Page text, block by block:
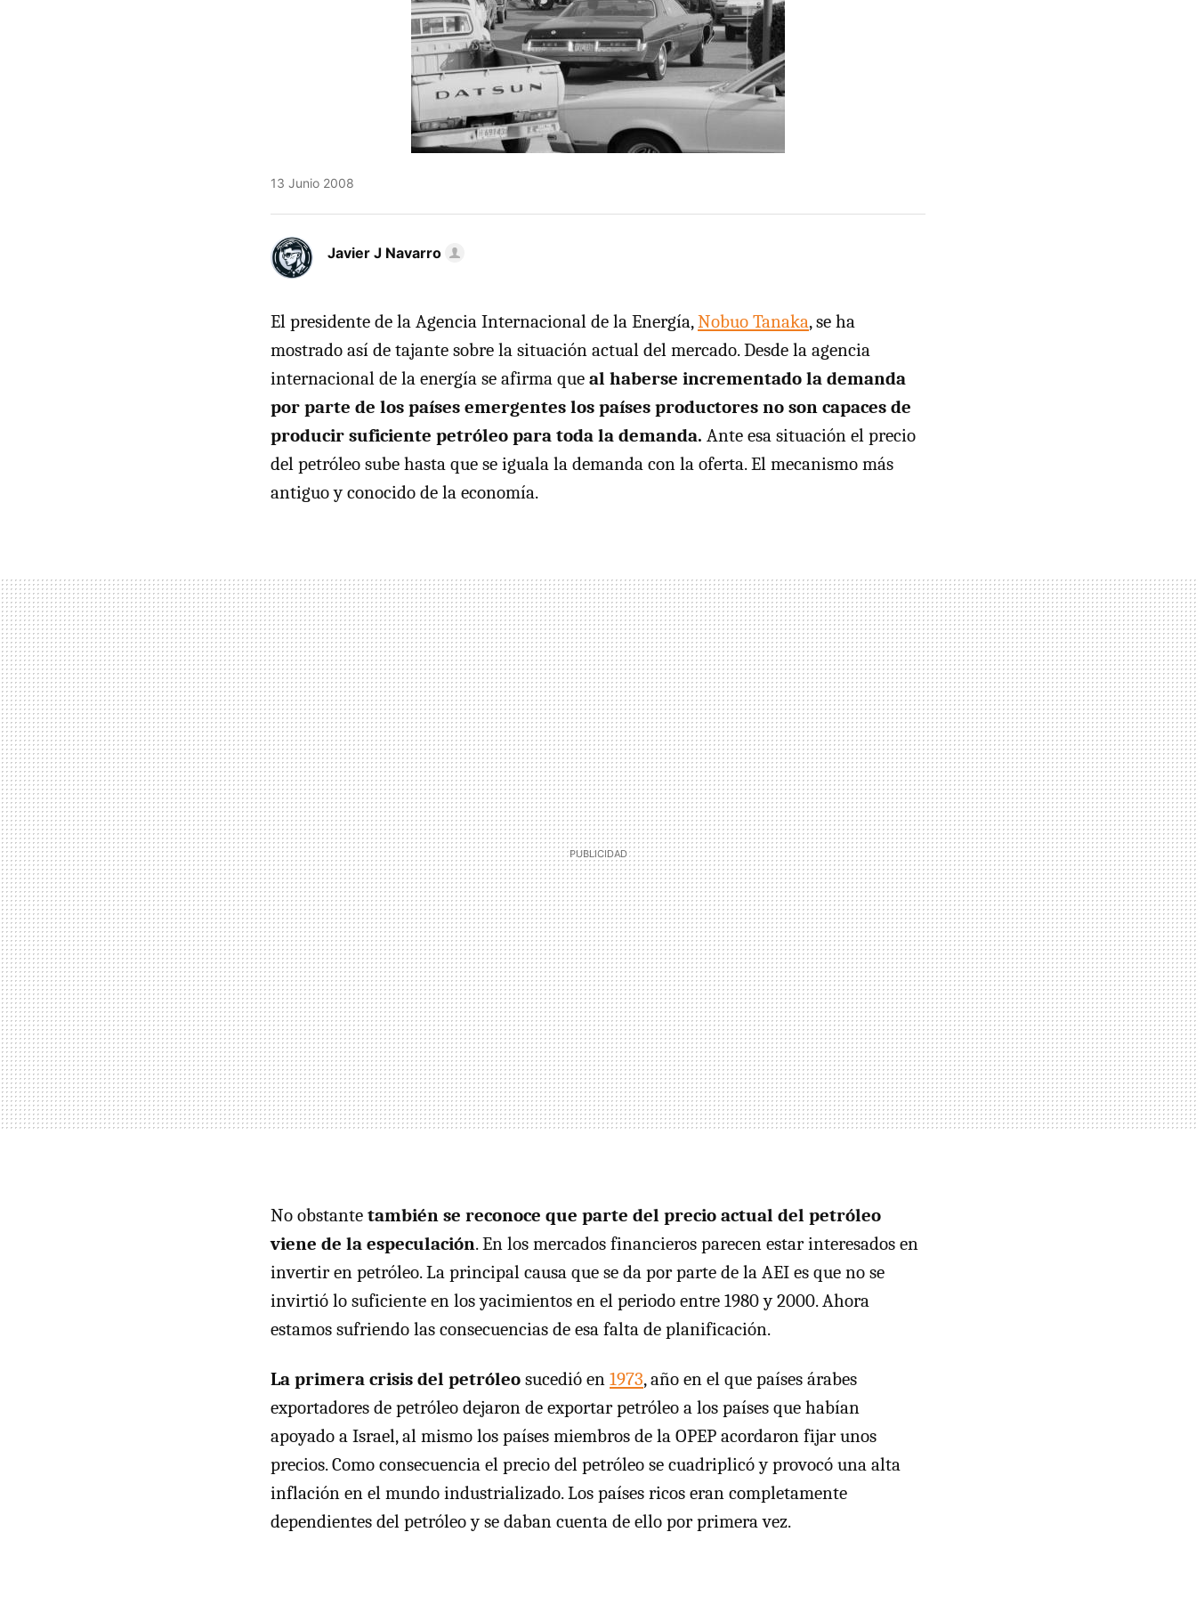
13 Junio 2008
Javier J Navarro
El presidente de la Agencia Internacional de la Energía,Nobuo Tanaka, se ha
mostrado así de tajante sobre la situación actual del mercado. Desde la agencia
internacional de la energía se afirma que al haberse incrementado la demanda
por parte de los países emergentes los países productores no son capaces de
producir suficiente petróleo para toda la demanda. Ante esa situación el precio
del petróleo sube hasta que se iguala la demanda con la oferta. El mecanismo más
antiguo y conocido de la economía.
No obstante también se reconoce que parte del precio actual del petróleo
viene de la especulación. En los mercados financieros parecen estar interesados en
invertir en petróleo. La principal causa que se da por parte de la AEI es que no se
invirtió lo suficiente en los yacimientos en el periodo entre 1980 y 2000. Ahora
estamos sufriendo las consecuencias de esa falta de planificación.
La primera crisis del petróleo sucedió en 1973, año en el que países árabes
exportadores de petróleo dejaron de exportar petróleo a los países que habían
apoyado a Israel, al mismo los países miembros de la OPEP acordaron fijar unos
precios. Como consecuencia el precio del petróleo se cuadriplicó y provocó una alta
inflación en el mundo industrializado. Los países ricos eran completamente
dependientes del petróleo y se daban cuenta de ello por primera vez.